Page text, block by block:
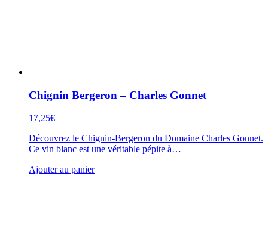
Chignin Bergeron – Charles Gonnet
17,25€
Découvrez le Chignin-Bergeron du Domaine Charles Gonnet.
Ce vin blanc est une véritable pépite à…
Ajouter au panier